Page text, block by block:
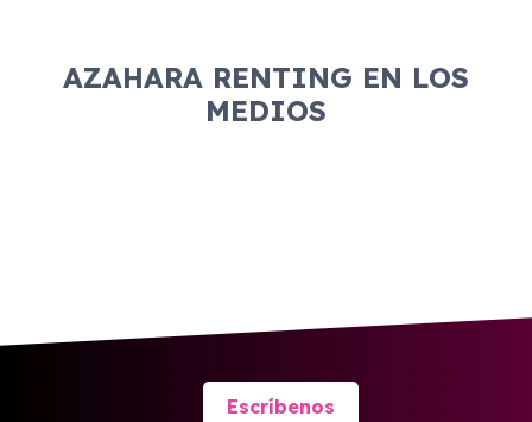
AZAHARA RENTING EN LOS
MEDIOS
Escríbenos